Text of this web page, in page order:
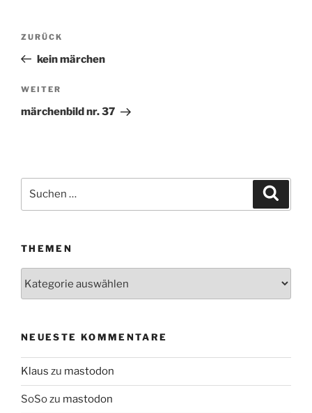
Beitragsnavigation
Vorheriger
Beitrag
ZURÜCK
kein märchen
Nächster
Beitrag
WEITER
märchenbild nr. 37
Suchen
THEMEN
NEUESTE KOMMENTARE
Klaus zu mastodon
SoSozu mastodon